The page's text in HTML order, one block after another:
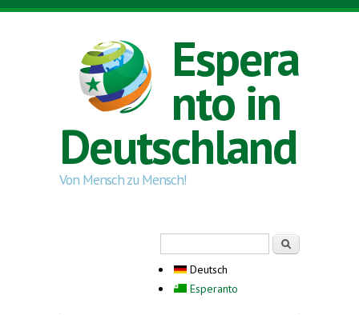
Direkt zum Inhalt
Espera
nto in
Deutschland
Von Mensch zu Mensch!
Deutsch
Esperanto